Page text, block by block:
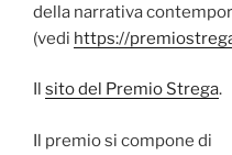
della narrativa
(vedi https://
Il sito del Premio Strega.
Il premio si compone di